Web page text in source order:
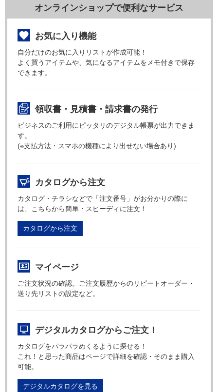
オンラインショップで便利なサービス
お気に入り機能
自分だけのお気に入りリストが作成可能！
よく買うアイテムや、気になるアイテムをメモ付きで保存
できます。
領収書・見積書・請求書の発行
ビジネスのご利用にピッタリのデジタル帳票が出力できま
す。
(※支払方法・スマホの機種により出せない場合あり)
カタログから注文
カタログ・チラシなどで「注文番号」がお分かりの際に
は、こちらから簡単・スピーディに注文！
カタログから注文
マイページ
ご注文状況の確認。ご注文履歴からのリピートオーダー・
送り先リストの設定など。
デジタルカタログからご注文！
カタログをパラパラめくるように探せる！
これ！と思った商品はページで詳細を確認・そのまま購入
可能。
デジタルカタログを見る